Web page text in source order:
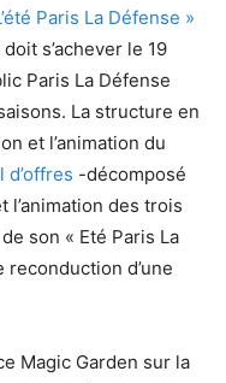
Paris La Défense »
s’achever le 19
Paris La Défense
La structure en
et l’animation du
d’offres -décomposé
l’animation des trois
son « Eté Paris La
reconduction d’une
Magic Garden sur la